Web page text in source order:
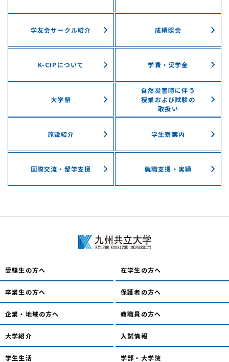
学友会サークル紹介 成績照会
K-CIPについて 学費・奨学⾦
⼤学祭
自然災害時に伴う
授業および試験の
取扱い
施設紹介 学⽣寮案内
国際交流・留学⽀援 就職支援・実績
受験生の方へ 在学生の方へ
卒業生の方へ 保護者の方へ
企業・地域の方へ 教職員の方へ
大学紹介 入試情報
学生生活 学部・大学院